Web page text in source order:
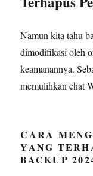
Namun kita tahu
dimodifikasi oleh
keamanannya.
memulihkan chat
CARA
YANG
BACKUP